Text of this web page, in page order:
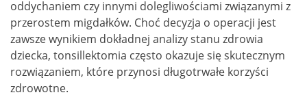
oddychaniem czy innymi dolegliwościami związanymi z
przerostem migdałków. Choć decyzja o operacji jest
zawsze wynikiem dokładnej analizy stanu zdrowia
dziecka, tonsillektomia często okazuje się skutecznym
rozwiązaniem, które przynosi długotrwałe korzyści
zdrowotne.